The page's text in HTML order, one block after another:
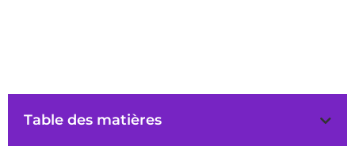
Table des matières